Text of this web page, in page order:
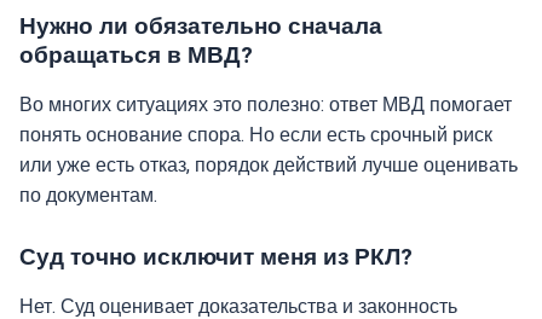
Нужно ли обязательно сначала
обращаться в МВД?
Во многих ситуациях это полезно: ответ МВД помогает
понять основание спора. Но если есть срочный риск
или уже есть отказ, порядок действий лучше оценивать
по документам.
Суд точно исключит меня из РКЛ?
Нет. Суд оценивает доказательства и законность